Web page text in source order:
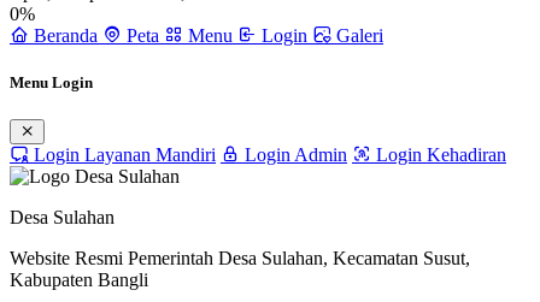
0%
Beranda
Peta Menu Login Galeri
Menu Login
Login Layanan Mandiri Login Admin Login Kehadiran
Desa Sulahan
Website Resmi Pemerintah Desa Sulahan, Kecamatan Susut,
Kabupaten Bangli